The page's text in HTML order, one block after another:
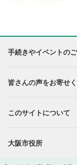
手続きやイベントの
皆さんの声をお寄せ
このサイトについて
大阪市役所